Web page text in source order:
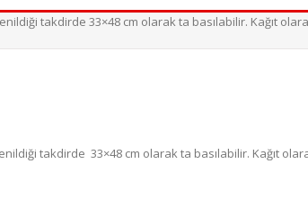
takdirde 33×48 cm olarak ta basılabilir. Kağıt
takdirde 33×48 cm olarak ta basılabilir. Kağıt